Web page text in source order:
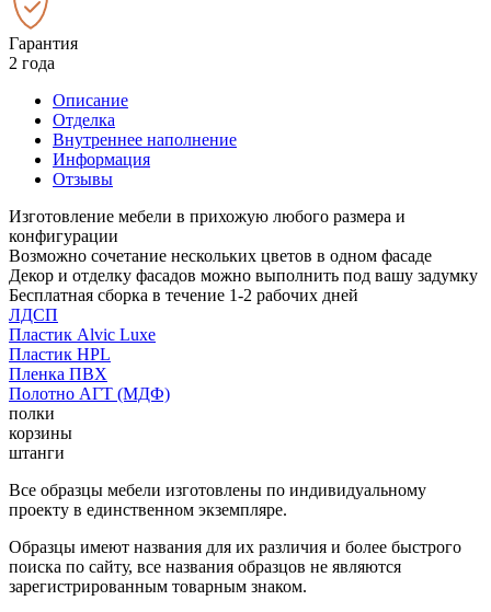
Гарантия
2 года
Описание
Отделка
Внутреннее наполнение
Информация
Отзывы
Изготовление мебели в прихожую любого размера и
конфигурации
Возможно сочетание нескольких цветов в одном фасаде
Декор и отделку фасадов можно выполнить под вашу задумку
Бесплатная сборка в течение 1-2 рабочих дней
ЛДСП
Пластик Alvic Luxe
Пластик HPL
Пленка ПВХ
Полотно АГТ (МДФ)
полки
корзины
штанги
Все образцы мебели изготовлены по индивидуальному
проекту в единственном экземпляре.
Образцы имеют названия для их различия и более быстрого
поиска по сайту, все названия образцов не являются
зарегистрированным товарным знаком.